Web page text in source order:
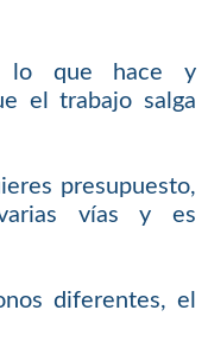
lo que hace y
el trabajo salga
presupuesto,
vías y es
diferentes, el